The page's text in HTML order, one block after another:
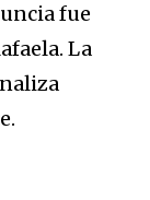
fue
La